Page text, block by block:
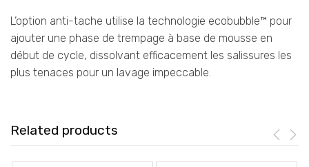
L’option anti-tache utilise la technologie ecobubble™ pour
ajouter une phase de trempage à base de mousse en
début de cycle, dissolvant efficacement les salissures les
plus tenaces pour un lavage impeccable.
Related products